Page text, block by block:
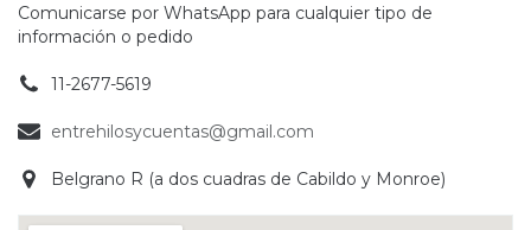
Comunicarse por WhatsApp para cualquier tipo de
información o pedido
11-2677-5619
entrehilosycuentas@gmail.com
Belgrano R (a dos cuadras de Cabildo y Monroe)